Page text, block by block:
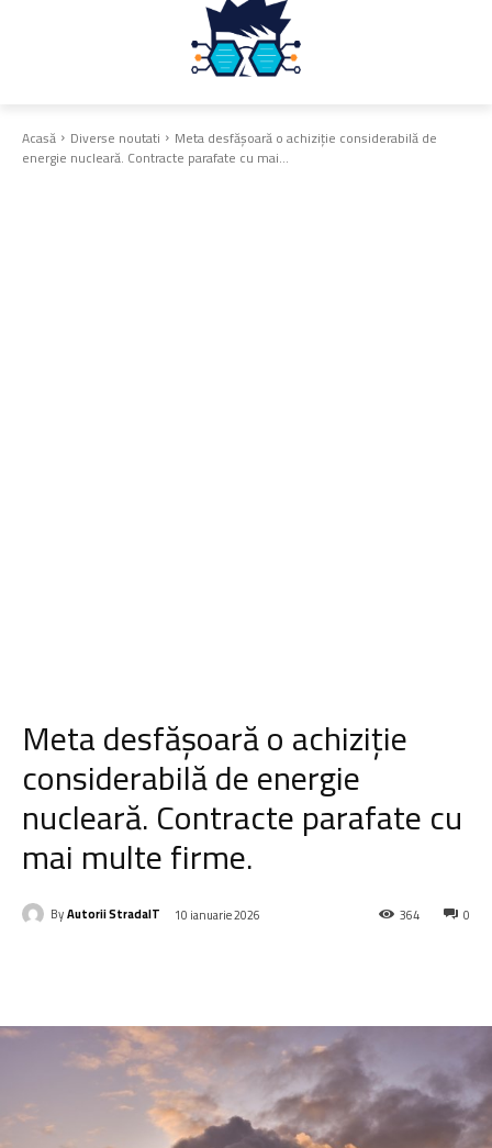
Acasă Diverse noutati Meta desfășoară o achiziție considerabilă de
energie nucleară. Contracte parafate cu mai...
Meta desfășoară o achiziție
considerabilă de energie
nucleară. Contracte parafate cu
mai multe firme.
ByAutorii StradaIT 10 ianuarie 2026 0
364